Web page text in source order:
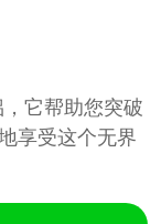
它帮助您突破
享受这个无界